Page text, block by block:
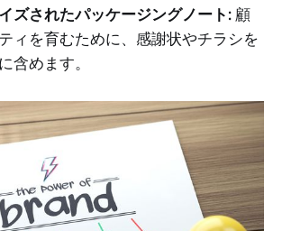
ズされたパッケージングノート:顧
ィを育むために、感謝状やチラシを
含めます。